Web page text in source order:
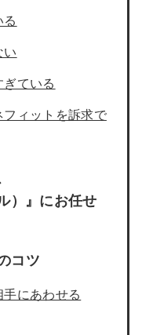
い
ている
ィットを訴求で
）』にお任せ
コツ
手にあわせる